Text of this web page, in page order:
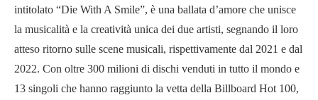
intitolato “Die With A Smile”, è una ballata d’amore che unisce
la musicalità e la creatività unica dei due artisti, segnando il loro
atteso ritorno sulle scene musicali, rispettivamente dal 2021 e dal
2022. Con oltre 300 milioni di dischi venduti in tutto il mondo e
13 singoli che hanno raggiunto la vetta della Billboard Hot 100,